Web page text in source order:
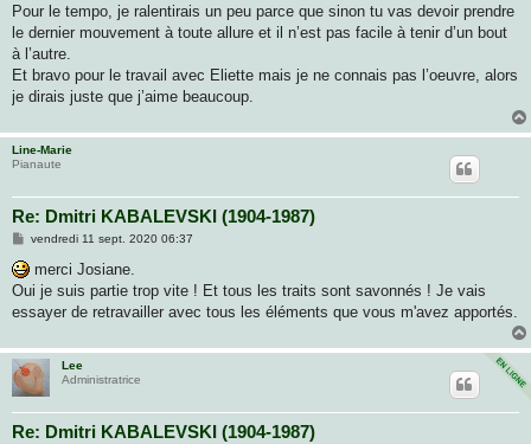
Pour le tempo, je ralentirais un peu parce que sinon tu vas devoir prendre
le dernier mouvement à toute allure et il n’est pas facile à tenir d’un bout
à l’autre.
Et bravo pour le travail avec Eliette mais je ne connais pas l’oeuvre, alors
je dirais juste que j’aime beaucoup.
Line-Marie
Pianaute
Re: Dmitri KABALEVSKI (1904-1987)
M
s
s
a
g
vendredi 11 sept. 2020 06:37
merci Josiane.
Oui je suis partie trop vite ! Et tous les traits sont savonnés ! Je vais
essayer de retravailler avec tous les éléments que vous m'avez apportés.
Lee
Administratrice
Re: Dmitri KABALEVSKI (1904-1987)